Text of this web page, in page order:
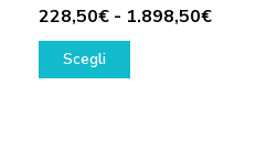
228,50€ - 1.898,50€Fascia
Scegli
Questo